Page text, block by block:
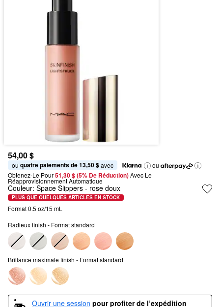
54,00 $
ou quatre paiements de 13,50 $ avec
ou
Obtenez-Le Pour51,30 $ (5% De Réduction) Avec Le
Réapprovisionnement Automatique
Couleur: Space Slippers - rose doux
PLUS QUE QUELQUES ARTICLES EN STOCK
Format 0.5 oz/15 mL
Radieux finish - Format standard
Brillance maximale finish - Format standard
Ouvrir une session pour profiter de l’expédition